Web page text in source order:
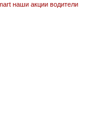
наши акции водители